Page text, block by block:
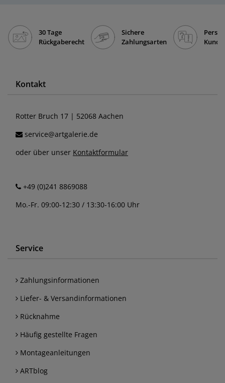
30 Tage
Rückgaberecht
Sichere
Zahlungsarten
Kontakt
Rotter Bruch 17 | 52068 Aachen
service@artgalerie.de
oder über unser Kontaktformular
+49 (0)241 8869088
Mo.-Fr. 09:00-12:30 / 13:30-16:00 Uhr
Service
Zahlungsinformationen
Liefer- & Versandinformationen
Rücknahme
Häufig gestellte Fragen
Montageanleitungen
ARTblog